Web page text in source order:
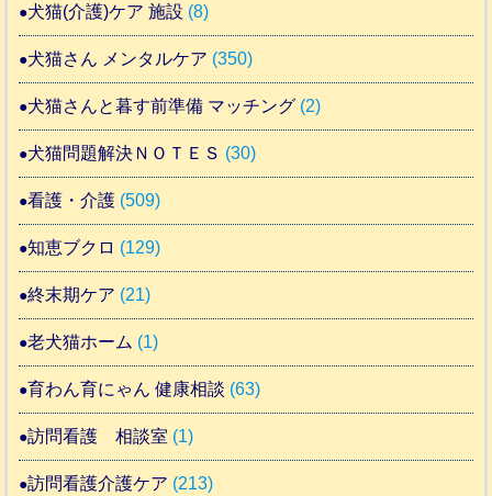
犬猫(介護)ケア 施設 (8)
犬猫さん メンタルケア (350)
犬猫さんと暮す前準備 マッチング (2)
犬猫問題解決ＮＯＴＥＳ (30)
看護・介護 (509)
知恵ブクロ (129)
終末期ケア (21)
老犬猫ホーム (1)
育わん育にゃん 健康相談 (63)
訪問看護 相談室 (1)
訪問看護介護ケア (213)